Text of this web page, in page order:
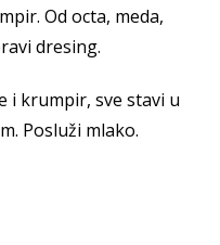
Od octa, meda,
dresing.
i krumpir, sve stavi u
Posluži mlako.